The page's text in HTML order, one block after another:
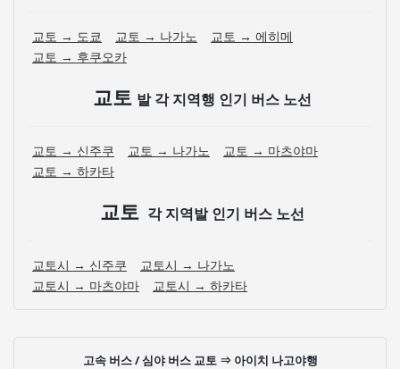
교토 → 도쿄 교토 → 나가노
교토 → 에히메
교토 → 후쿠오카
교토 발 각 지역행 인기 버스 노선
교토 → 신주쿠 교토 → 나가노
교토 → 마츠야마
교토 → 하카타
교토 각 지역발 인기 버스 노선
교토시 → 신주쿠
교토시 → 나가노
교토시 → 마츠야마
교토시 → 하카타
고속 버스 / 심야 버스 교토 ⇒ 아이치 나고야행